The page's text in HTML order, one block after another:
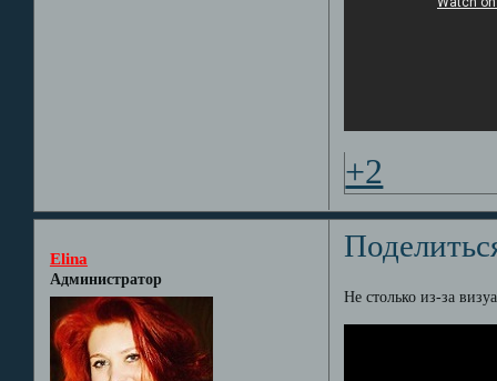
+2
Elina
Администратор
Не столько из-за